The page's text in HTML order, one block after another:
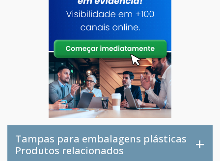
Tampas para embalagens plásticas
Produtos relacionados